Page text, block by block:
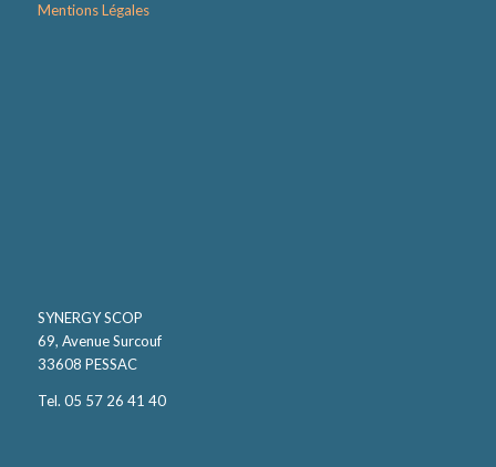
Mentions Légales
SYNERGY SCOP
69, Avenue Surcouf
33608 PESSAC
Tel. 05 57 26 41 40